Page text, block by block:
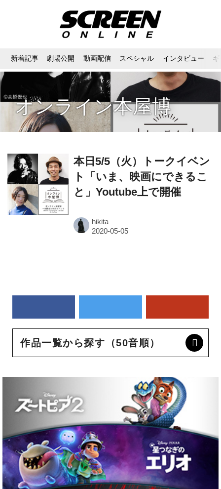
新着記事 劇場公開 動画配信 スペシャル インタビュー
オンライン本屋博
本日5/5（火）トークイベン
ト「いま、映画にできるこ
と」Youtube上で開催
hikita
作品一覧から探す（50音順）